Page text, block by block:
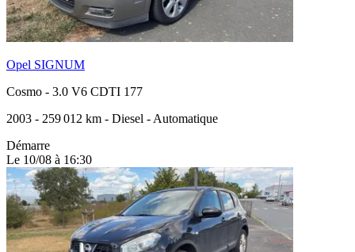
Opel SIGNUM
Cosmo - 3.0 V6 CDTI 177
2003 - 259 012 km - Diesel - Automatique
Démarre
Le 10/08 à 16:30